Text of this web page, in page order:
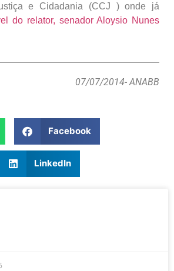
e Cidadania (CCJ ) onde já
do relator, senador Aloysio Nunes
07/07/2014- ANABB
Facebook
LinkedIn